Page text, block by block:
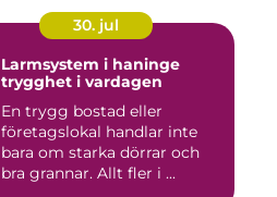
30. jul
Larmsystem i haninge
trygghet i vardagen
En trygg bostad eller
företagslokal handlar inte
bara om starka dörrar och
bra grannar. Allt fler i ...